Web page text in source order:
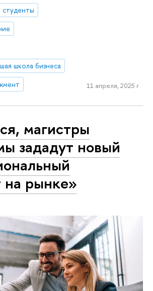
студенты
школа бизнеса
11 апреля, 2025 г.
магистры
зададут новый
на рынке»